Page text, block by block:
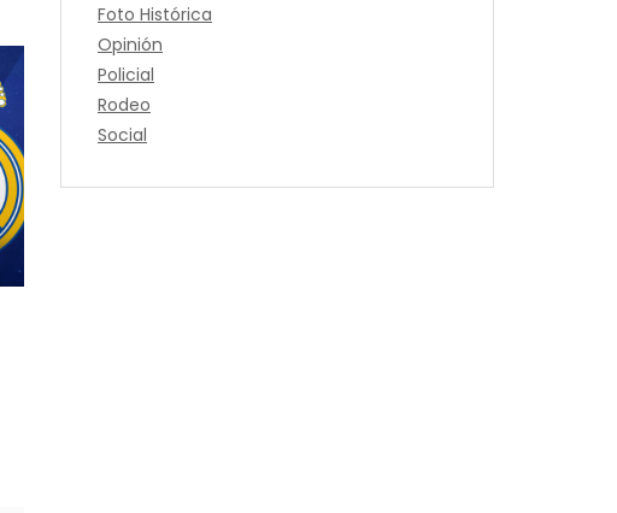
Foto Histórica
Opinión
Policial
Rodeo
Social